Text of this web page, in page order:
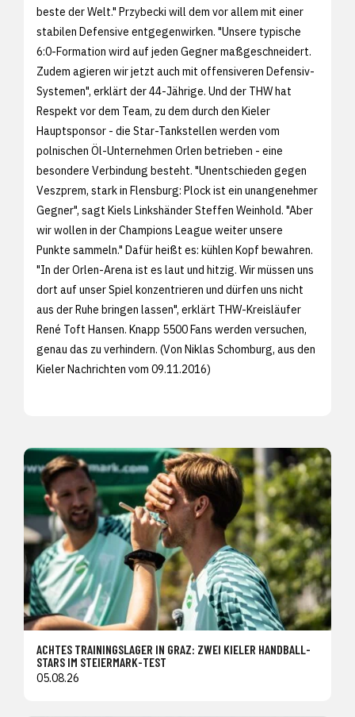
beste der Welt." Przybecki will dem vor allem mit einer
stabilen Defensive entgegenwirken. "Unsere typische
6:0-Formation wird auf jeden Gegner maßgeschneidert.
Zudem agieren wir jetzt auch mit offensiveren Defensiv-
Systemen", erklärt der 44-Jährige. Und der THW hat
Respekt vor dem Team, zu dem durch den Kieler
Hauptsponsor - die Star-Tankstellen werden vom
polnischen Öl-Unternehmen Orlen betrieben - eine
besondere Verbindung besteht. "Unentschieden gegen
Veszprem, stark in Flensburg: Plock ist ein unangenehmer
Gegner", sagt Kiels Linkshänder Steffen Weinhold. "Aber
wir wollen in der Champions League weiter unsere
Punkte sammeln." Dafür heißt es: kühlen Kopf bewahren.
"In der Orlen-Arena ist es laut und hitzig. Wir müssen uns
dort auf unser Spiel konzentrieren und dürfen uns nicht
aus der Ruhe bringen lassen", erklärt THW-Kreisläufer
René Toft Hansen. Knapp 5500 Fans werden versuchen,
genau das zu verhindern. (Von Niklas Schomburg, aus den
Kieler Nachrichten vom 09.11.2016)
ACHTES TRAININGSLAGER IN GRAZ: ZWEI KIELER HANDBALL-
STARS IM STEIERMARK-TEST
05.08.26